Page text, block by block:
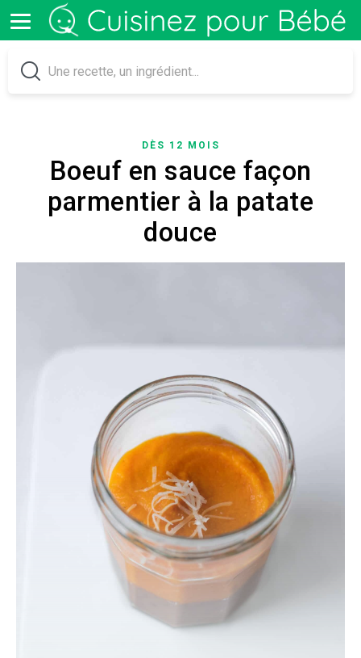
DÈS 12 MOIS
Boeuf en sauce façon
parmentier à la patate
douce